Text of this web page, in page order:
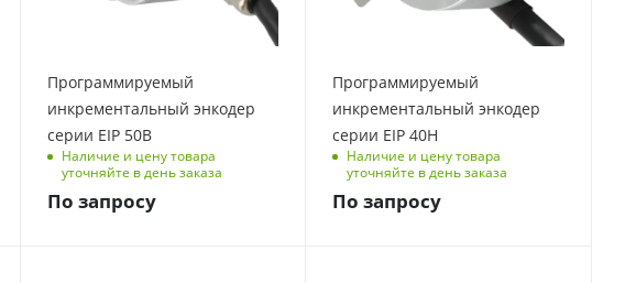
Программируемый
инкрементальный энкодер
серии EIP 50B
Наличие и цену товара
уточняйте в день заказа
По запросу
Программируемый
инкрементальный энкодер
серии EIP 40H
Наличие и цену товара
уточняйте в день заказа
По запросу